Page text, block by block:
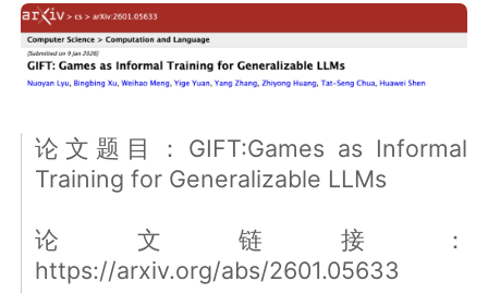
论文题目：GIFT:Games as Informal
Training for Generalizable LLMs
论文链接：
https://arxiv.org/abs/2601.05633